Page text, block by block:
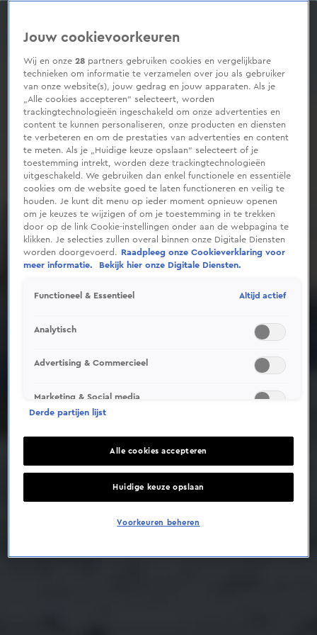
0
Deze video is niet beschikbaar op je huidige locatie
Jouw cookievoorkeuren
Wij en onze28 partners gebruiken cookies en vergelijkbare
technieken om informatie te verzamelen over jou als gebruiker
van onze website(s), jouw gedrag en jouw apparaten. Als je
„Alle cookies accepteren” selecteert, worden
trackingtechnologieën ingeschakeld om onze advertenties en
content te kunnen personaliseren, onze producten en diensten
te verbeteren en om de prestaties van advertenties en content
te meten. Als je „Huidige keuze opslaan” selecteert of je
toestemming intrekt, worden deze trackingtechnologieën
uitgeschakeld. We gebruiken dan enkel functionele en essentiële
cookies om de website goed te laten functioneren en veilig te
houden. Je kunt dit menu op ieder moment opnieuw openen
om je keuzes te wijzigen of om je toestemming in te trekken
door op de link Cookie-instellingen onder aan de webpagina te
klikken. Je selecties zullen overal binnen onze Digitale Diensten
worden doorgevoerd.
Raadpleeg onze Cookieverklaring voor
meer informatie.
Bekijk hier onze Digitale Diensten.
Functioneel & Essentieel Altijd actief
Analytisch
Advertising & Commercieel
Marketing & Social media
Derde partijen lijst
Alle cookies accepteren
Huidige keuze opslaan
Voorkeuren beheren